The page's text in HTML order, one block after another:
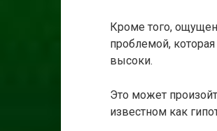
Кроме того,
проблемой,
высоки.
Это может
известном как